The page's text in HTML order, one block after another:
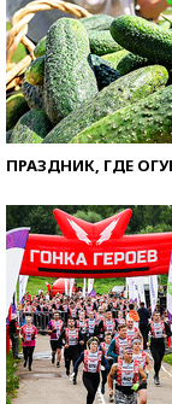
ПРАЗДНИК, ГДЕ